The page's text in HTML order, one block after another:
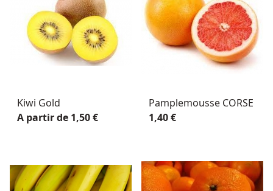
Kiwi Gold
A partir de 1,50 €
Pamplemousse CORSE
1,40 €